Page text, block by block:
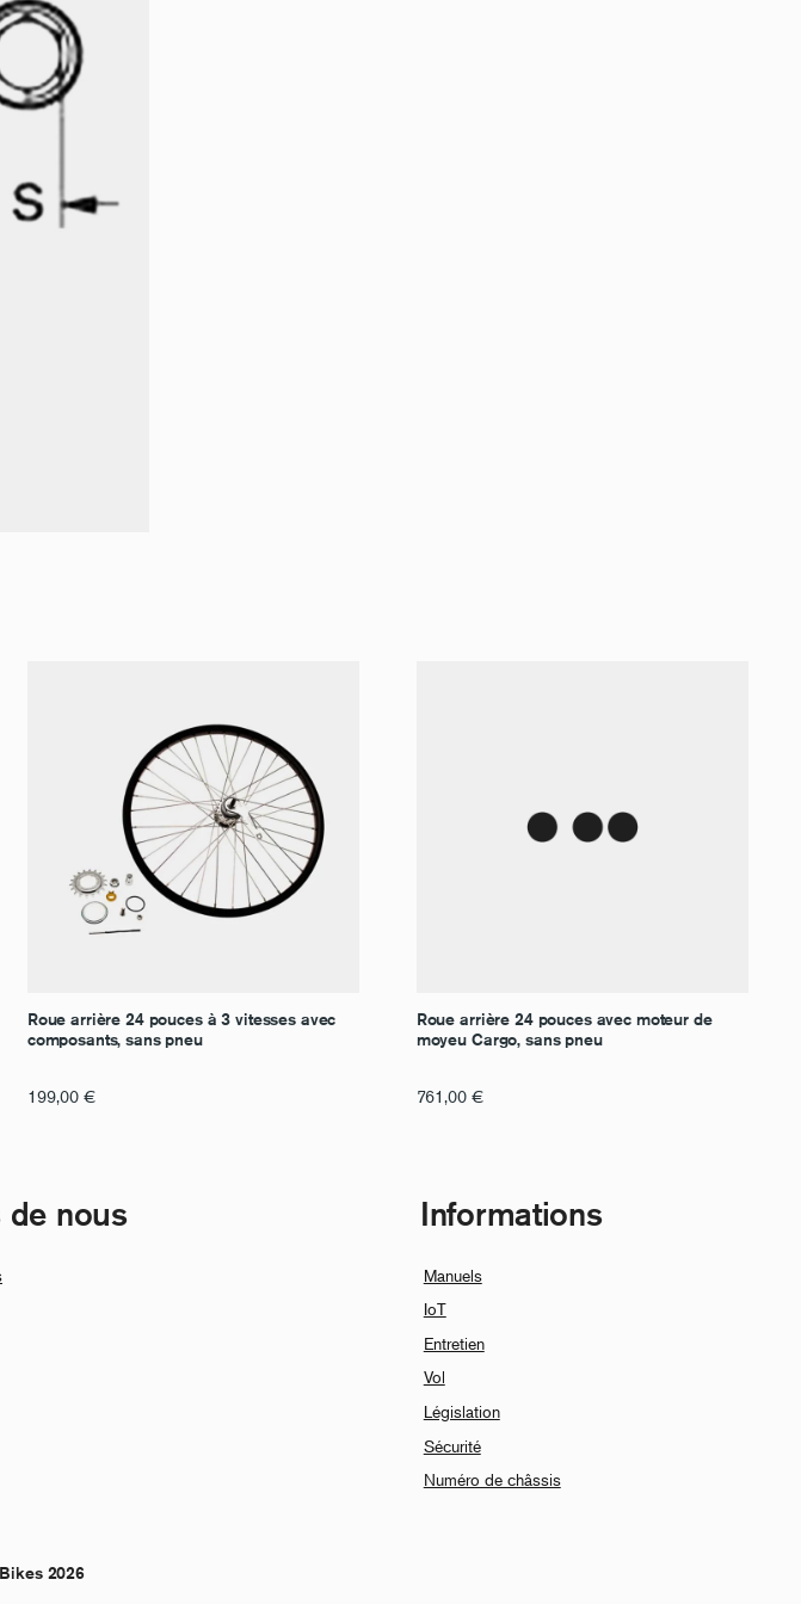
Roue arrière 24 pouces à 3 vitesses avec
composants, sans pneu
199,00 €
Roue arrière 24 pouces avec moteur de
moyeu Cargo, sans pneu
761,00 €
de nous Informations
Manuels
IoT
Entretien
Vol
Législation
Sécurité
Numéro de châssis
2026